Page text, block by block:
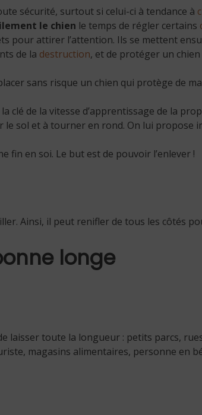
sécurité, surtout si celui-ci à tendance à
le chien le temps de régler certains
pour attirer l’attention. Ils se mettent
de la destruction, et de protéger un
sans risque un chien qui protège de
clé de la vitesse d’apprentissage de la
le sol et à tourner en rond. On lui propose
fin en soi. Le but est de pouvoir l’enlever !
Ainsi, il peut renifler de tous les côtés
longe
laisser toute la longueur : petits parcs,
magasins alimentaires, personne en